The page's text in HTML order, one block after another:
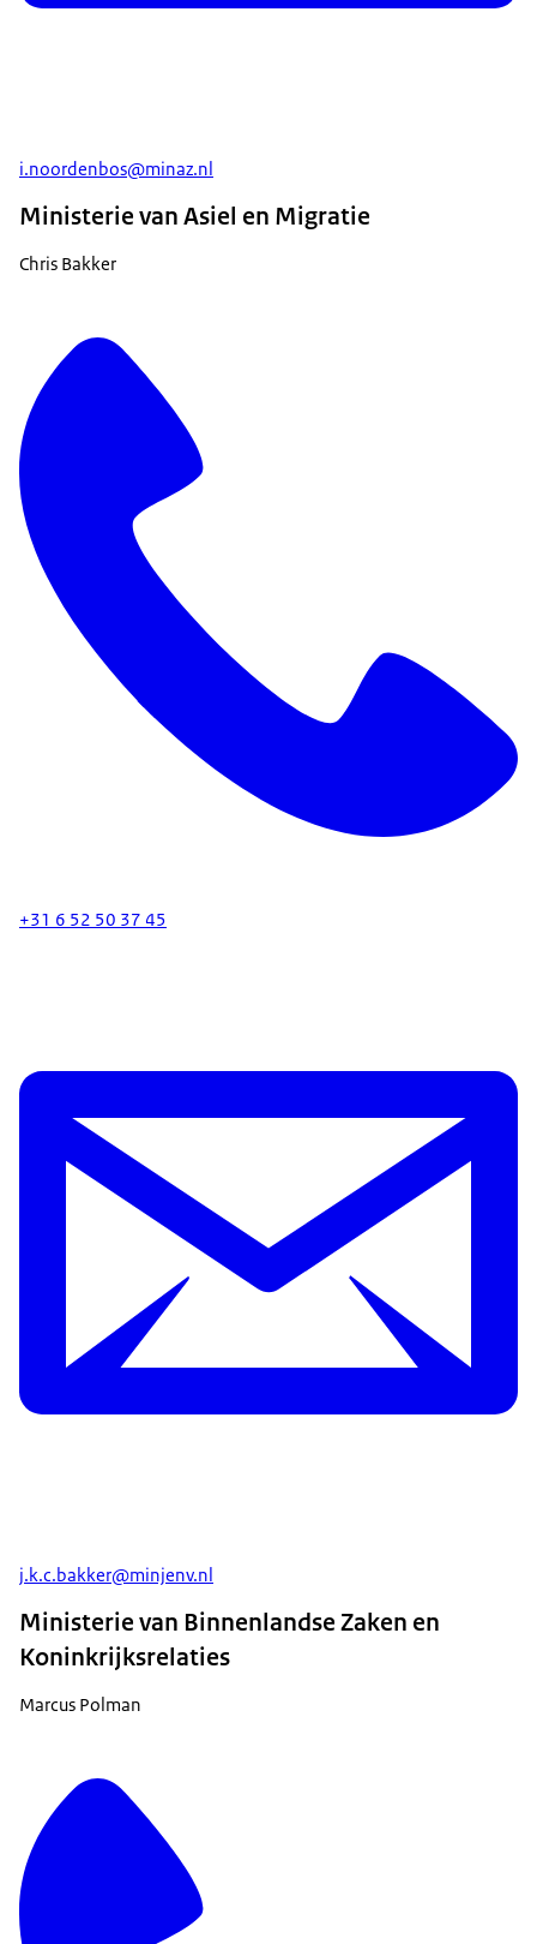
i.noordenbos@minaz.nl
Ministerie van Asiel en Migratie
Chris Bakker
+31 6 52 50 37 45
j.k.c.bakker@minjenv.nl
Ministerie van Binnenlandse Zaken en
Koninkrijksrelaties
Marcus Polman